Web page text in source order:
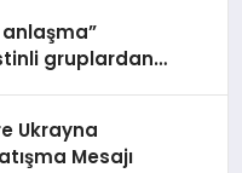
anlaşma”
gruplardan
Ukrayna
Mesajı